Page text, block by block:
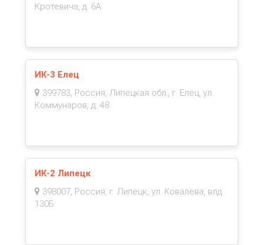
Кротевича, д. 6А
ИК-3 Елец
399783, Россия, Липецкая обл., г. Елец, ул.
Коммунаров, д. 48
ИК-2 Липецк
398007, Россия, г. Липецк, ул. Ковалева, влд
130Б